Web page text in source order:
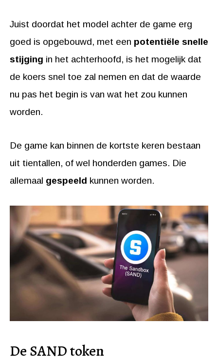
Juist doordat het model achter de game erg
goed is opgebouwd, met een potentiële snelle
stijging in het achterhoofd, is het mogelijk dat
de koers snel toe zal nemen en dat de waarde
nu pas het begin is van wat het zou kunnen
worden.
De game kan binnen de kortste keren bestaan
uit tientallen, of wel honderden games. Die
allemaal gespeeld kunnen worden.
De SAND token